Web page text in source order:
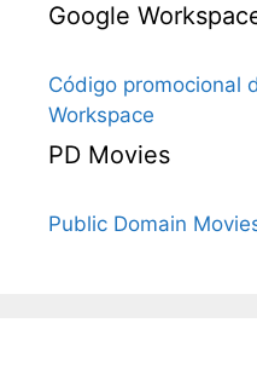
Google
Código promocional
Workspace
PD Movies
Public Domain